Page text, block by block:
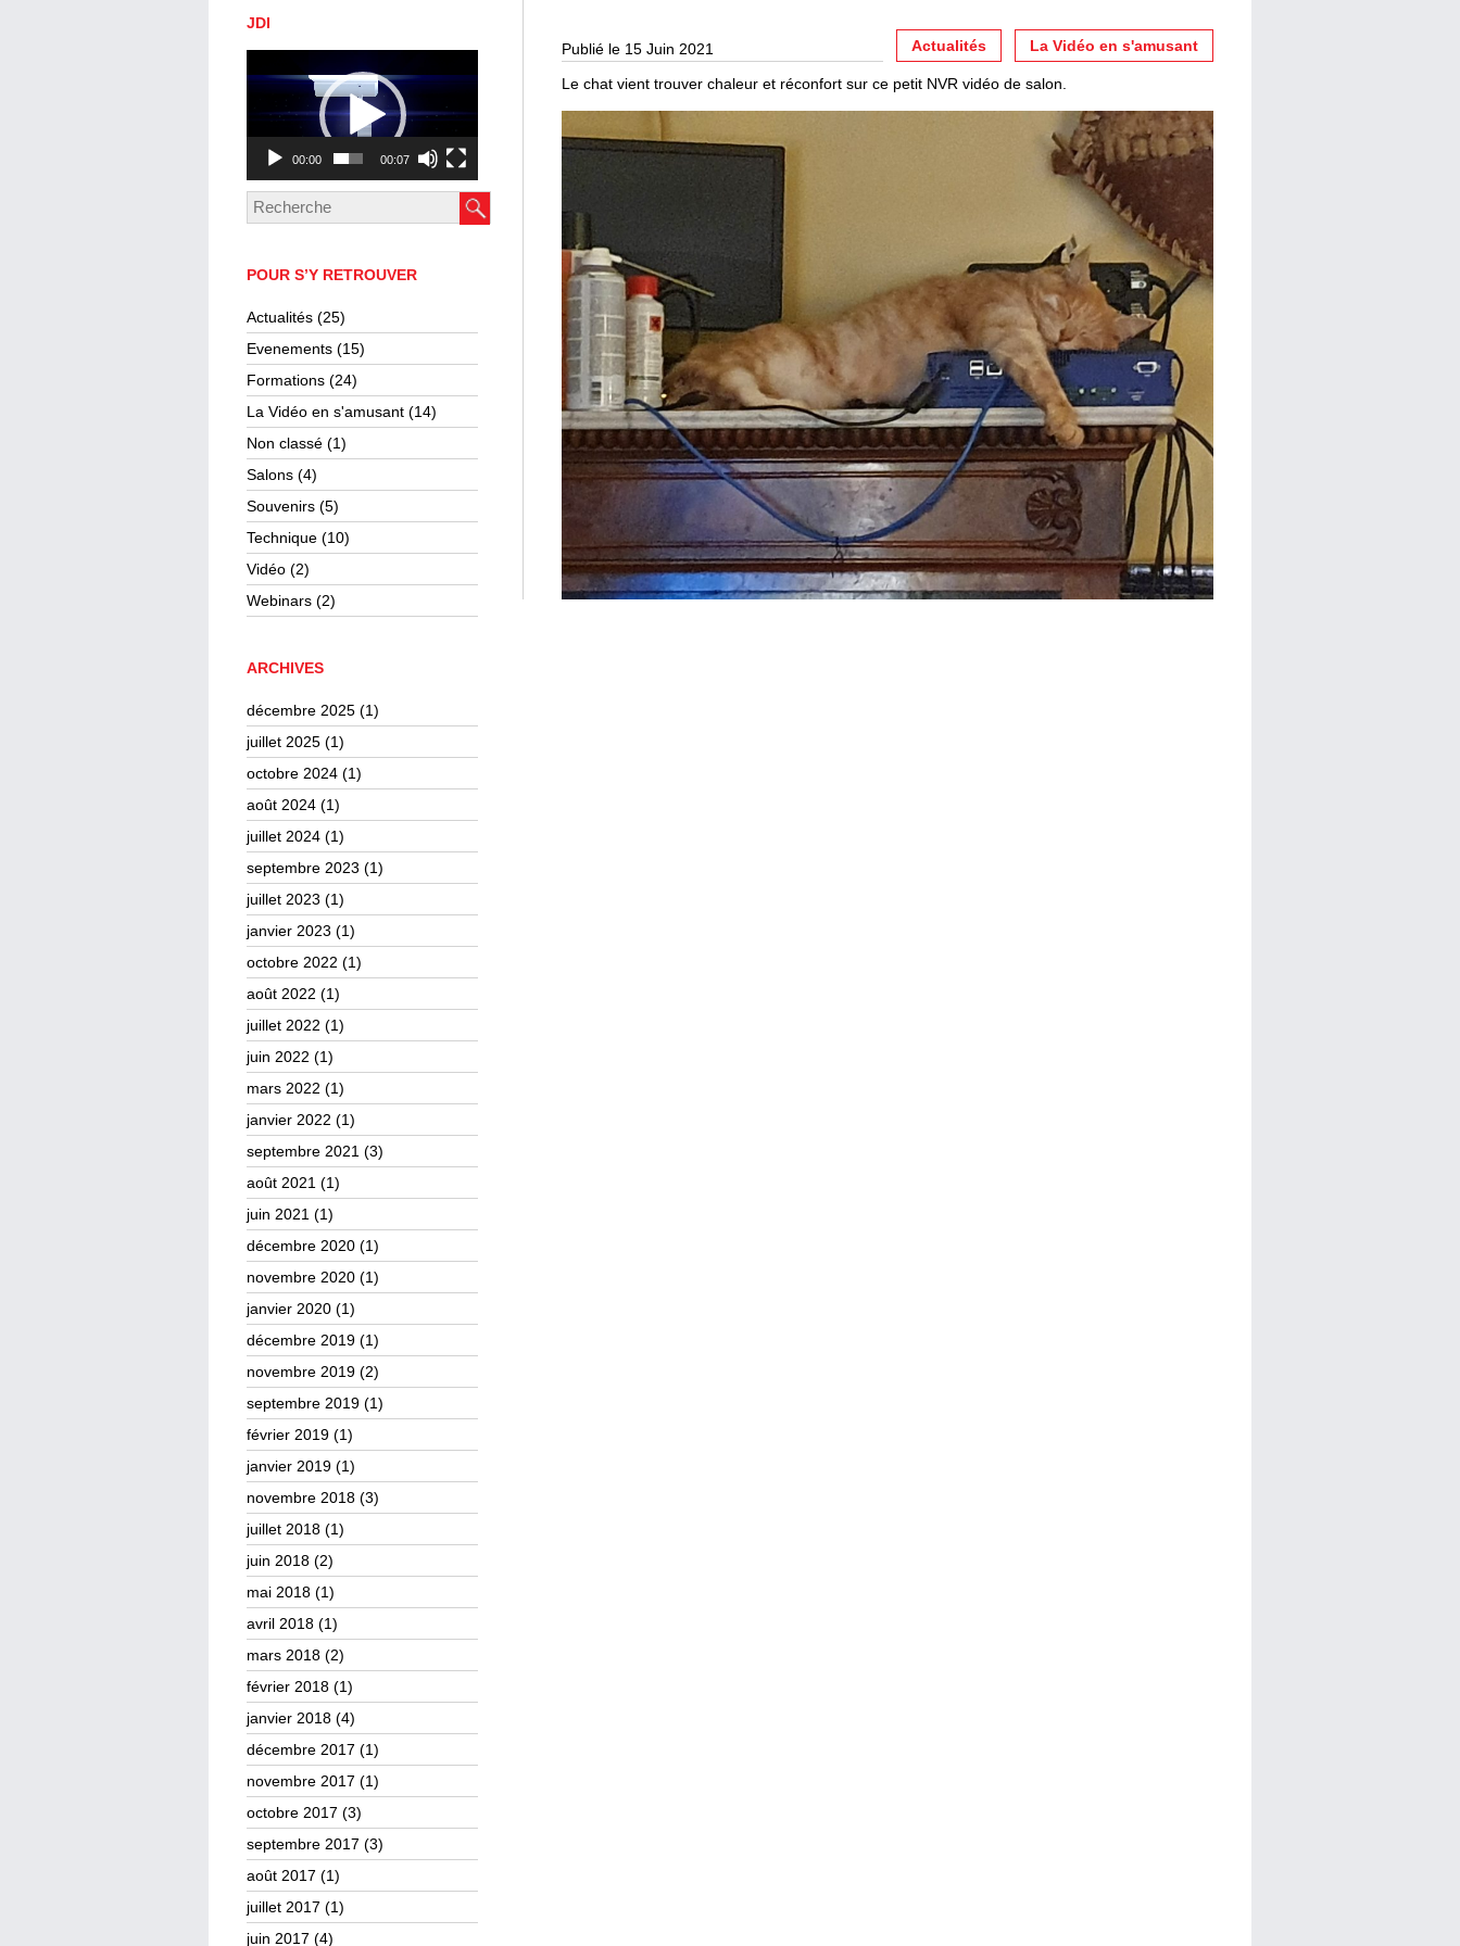
JDI
vidéo
00:00 00:07
POUR S’Y RETROUVER
Actualités (25)
Evenements (15)
Formations (24)
La Vidéo en s'amusant (14)
Non classé (1)
Salons (4)
Souvenirs (5)
Technique (10)
Vidéo (2)
Webinars (2)
ARCHIVES
décembre 2025 (1)
juillet 2025 (1)
octobre 2024 (1)
août 2024 (1)
juillet 2024 (1)
septembre 2023 (1)
juillet 2023 (1)
janvier 2023 (1)
octobre 2022 (1)
août 2022 (1)
juillet 2022 (1)
juin 2022 (1)
mars 2022 (1)
janvier 2022 (1)
septembre 2021 (3)
août 2021 (1)
juin 2021 (1)
décembre 2020 (1)
novembre 2020 (1)
janvier 2020 (1)
décembre 2019 (1)
novembre 2019 (2)
septembre 2019 (1)
février 2019 (1)
janvier 2019 (1)
novembre 2018 (3)
juillet 2018 (1)
juin 2018 (2)
mai 2018 (1)
avril 2018 (1)
mars 2018 (2)
février 2018 (1)
janvier 2018 (4)
décembre 2017 (1)
novembre 2017 (1)
octobre 2017 (3)
septembre 2017 (3)
août 2017 (1)
juillet 2017 (1)
juin 2017 (4)
Actualités La Vidéo en s'amusant
Publié le 15 Juin 2021
Le chat vient trouver chaleur et réconfort sur ce petit NVR vidéo de salon.